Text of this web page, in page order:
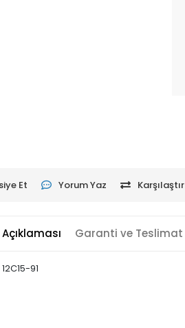
Et Yorum Yaz Karşılaştır
Garanti ve Teslimat
91